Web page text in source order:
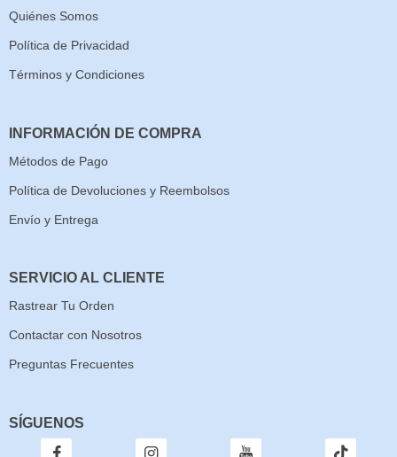
Quiénes Somos
Política de Privacidad
Términos y Condiciones
INFORMACIÓN DE COMPRA
Métodos de Pago
Política de Devoluciones y Reembolsos
Envío y Entrega
SERVICIO AL CLIENTE
Rastrear Tu Orden
Contactar con Nosotros
Preguntas Frecuentes
SÍGUENOS